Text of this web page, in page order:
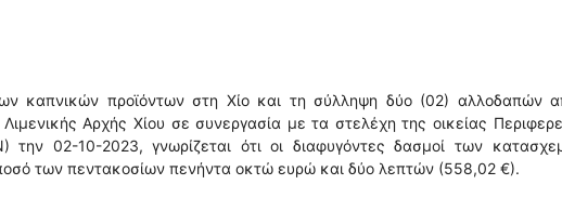
καπνικών προϊόντων στη Χίο και τη σύλληψη δύο (02) αλλοδαπών
Αρχής Χίου σε συνεργασία με τα στελέχη της οικείας
02-10-2023, γνωρίζεται ότι οι διαφυγόντες δασμοί των
των πεντακοσίων πενήντα οκτώ ευρώ και δύο λεπτών (558,02 €).